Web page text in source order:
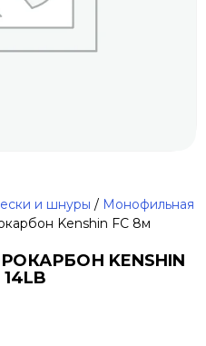
и шнуры / Монофильная
Kenshin FC 8м
KENSHIN